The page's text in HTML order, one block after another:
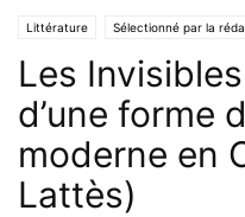
Littérature Sélectionné par la
Les
d’une forme
moderne en
Lattès)